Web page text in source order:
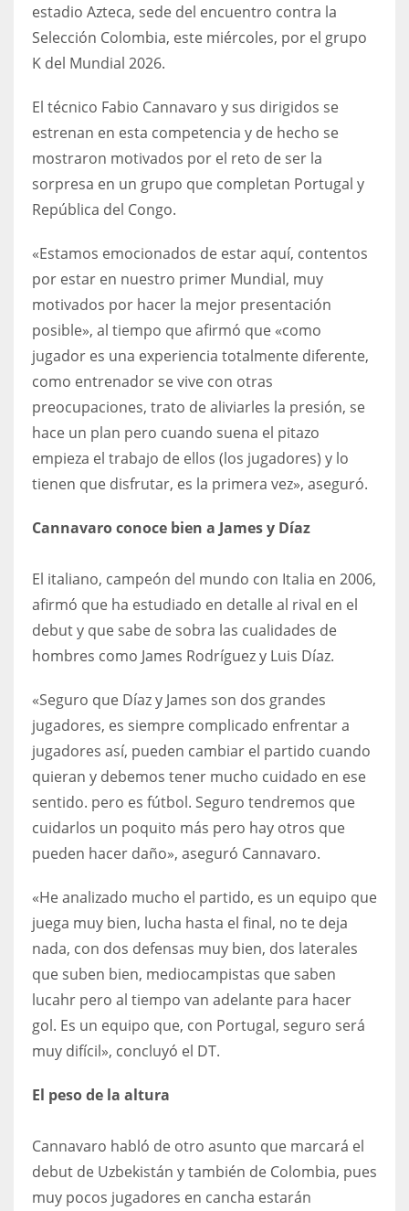
34
MIN
DEN
24
20
NE
16
OAK
19
17
DAL
22
WSH
26
estadio Azteca, sede del encuentro contra la
Selección Colombia, este miércoles, por el grupo
K del Mundial 2026.
El técnico Fabio Cannavaro y sus dirigidos se
estrenan en esta competencia y de hecho se
mostraron motivados por el reto de ser la
sorpresa en un grupo que completan Portugal y
República del Congo.
«Estamos emocionados de estar aquí, contentos
por estar en nuestro primer Mundial, muy
motivados por hacer la mejor presentación
posible», al tiempo que afirmó que «como
jugador es una experiencia totalmente diferente,
como entrenador se vive con otras
preocupaciones, trato de aliviarles la presión, se
hace un plan pero cuando suena el pitazo
empieza el trabajo de ellos (los jugadores) y lo
tienen que disfrutar, es la primera vez», aseguró.
Cannavaro conoce bien a James y Díaz
El italiano, campeón del mundo con Italia en 2006,
afirmó que ha estudiado en detalle al rival en el
debut y que sabe de sobra las cualidades de
hombres como James Rodríguez y Luis Díaz.
«Seguro que Díaz y James son dos grandes
jugadores, es siempre complicado enfrentar a
jugadores así, pueden cambiar el partido cuando
quieran y debemos tener mucho cuidado en ese
sentido. pero es fútbol. Seguro tendremos que
cuidarlos un poquito más pero hay otros que
pueden hacer daño», aseguró Cannavaro.
«He analizado mucho el partido, es un equipo que
juega muy bien, lucha hasta el final, no te deja
nada, con dos defensas muy bien, dos laterales
que suben bien, mediocampistas que saben
lucahr pero al tiempo van adelante para hacer
gol. Es un equipo que, con Portugal, seguro será
muy difícil», concluyó el DT.
El peso de la altura
​Cannavaro habló de otro asunto que marcará el
debut de Uzbekistán y también de Colombia, pues
muy pocos jugadores en cancha estarán